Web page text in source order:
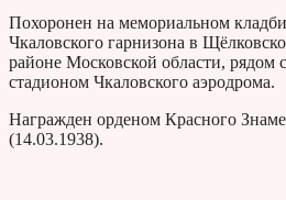
Похоронен на мемориальном
Чкаловского гарнизона в
районе Московской области, рядом
стадионом Чкаловского аэродрома.
Награжден орденом Красного
(14.03.1938).